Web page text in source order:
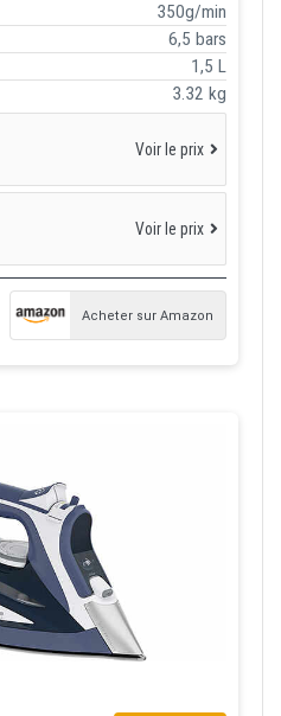
350g/min
6,5 bars
1,5 L
3.32 kg
Voir le prix
Voir le prix
Acheter sur Amazon